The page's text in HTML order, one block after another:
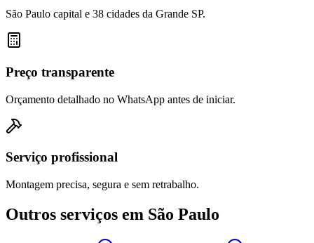
São Paulo capital e 38 cidades da Grande SP.
Preço transparente
Orçamento detalhado no WhatsApp antes de iniciar.
Serviço profissional
Montagem precisa, segura e sem retrabalho.
Outros serviços em São Paulo